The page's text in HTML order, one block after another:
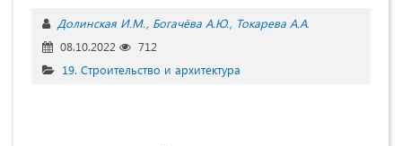
Долинская И.М. Богачёва А.Ю. Токарева А.А.
08.10.2022
712
19. Строительство и архитектура